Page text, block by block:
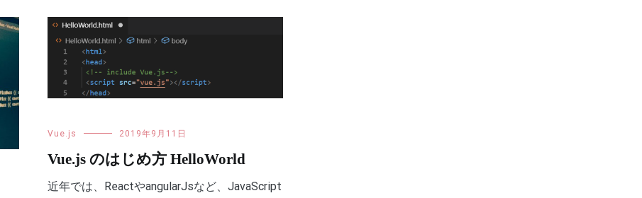
Vue.js 2019年9月11日
Vue.js のはじめ方 HelloWorld
近年では、ReactやangularJsなど、JavaScript